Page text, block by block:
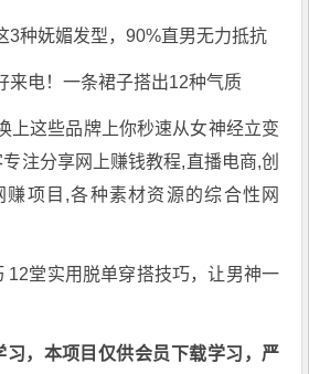
3种妩媚发型，90%直男无力抵抗
来电！一条裙子搭出12种气质
上这些品牌上你秒速从女神经立变
注分享网上赚钱教程,直播电商,创
赚项目 ,各种素材资源的综合性网
习，本项目仅供会员下载学习，严